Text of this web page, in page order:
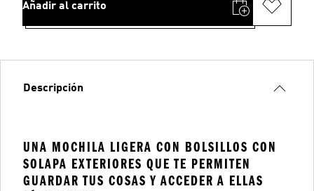
Añadir al carrito
Descripción
UNA MOCHILA LIGERA CON BOLSILLOS CON
SOLAPA EXTERIORES QUE TE PERMITEN
GUARDAR TUS COSAS Y ACCEDER A ELLAS